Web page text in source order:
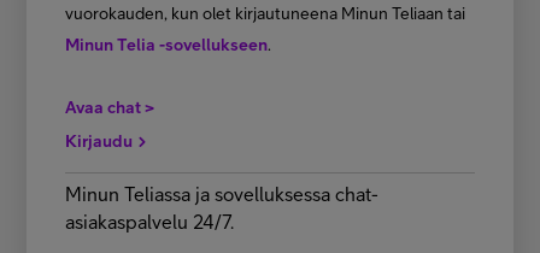
vuorokauden, kun olet kirjautuneena Minun Teliaan tai
Minun Telia -sovellukseen.
Avaa chat >
Kirjaudu
Minun Teliassa ja sovelluksessa chat-
asiakaspalvelu 24/7.